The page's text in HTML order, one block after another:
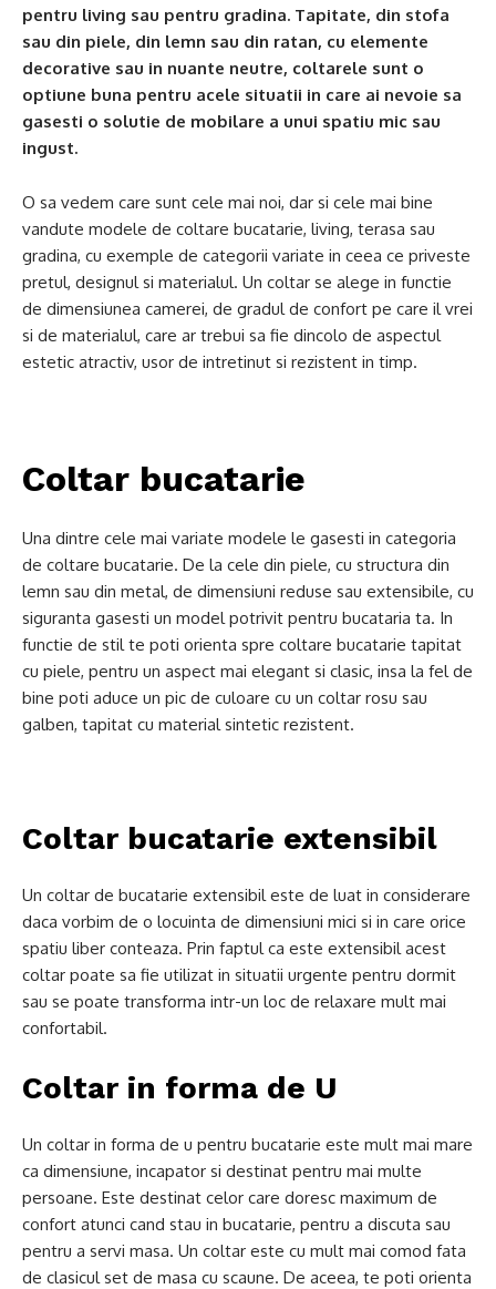
pentru living sau pentru gradina. Tapitate, din stofa
sau din piele, din lemn sau din ratan, cu elemente
decorative sau in nuante neutre, coltarele sunt o
optiune buna pentru acele situatii in care ai nevoie sa
gasesti o solutie de mobilare a unui spatiu mic sau
ingust.
O sa vedem care sunt cele mai noi, dar si cele mai bine
vandute modele de coltare bucatarie, living, terasa sau
gradina, cu exemple de categorii variate in ceea ce priveste
pretul, designul si materialul. Un coltar se alege in functie
de dimensiunea camerei, de gradul de confort pe care il vrei
si de materialul, care ar trebui sa fie dincolo de aspectul
estetic atractiv, usor de intretinut si rezistent in timp.
Coltar bucatarie
Una dintre cele mai variate modele le gasesti in categoria
de coltare bucatarie. De la cele din piele, cu structura din
lemn sau din metal, de dimensiuni reduse sau extensibile, cu
siguranta gasesti un model potrivit pentru bucataria ta. In
functie de stil te poti orienta spre coltare bucatarie tapitat
cu piele, pentru un aspect mai elegant si clasic, insa la fel de
bine poti aduce un pic de culoare cu un coltar rosu sau
galben, tapitat cu material sintetic rezistent.
Coltar bucatarie extensibil
Un coltar de bucatarie extensibil este de luat in considerare
daca vorbim de o locuinta de dimensiuni mici si in care orice
spatiu liber conteaza. Prin faptul ca este extensibil acest
coltar poate sa fie utilizat in situatii urgente pentru dormit
sau se poate transforma intr-un loc de relaxare mult mai
confortabil.
Coltar in forma de U
Un coltar in forma de u pentru bucatarie este mult mai mare
ca dimensiune, incapator si destinat pentru mai multe
persoane. Este destinat celor care doresc maximum de
confort atunci cand stau in bucatarie, pentru a discuta sau
pentru a servi masa. Un coltar este cu mult mai comod fata
de clasicul set de masa cu scaune. De aceea, te poti orienta